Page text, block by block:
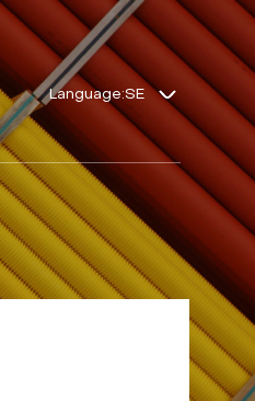
Language: